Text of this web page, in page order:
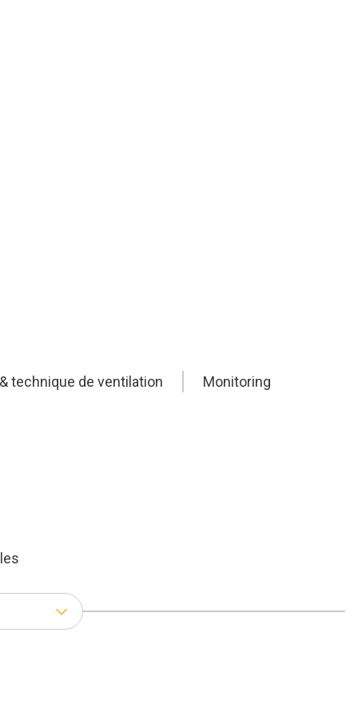
technique de ventilation Monitoring